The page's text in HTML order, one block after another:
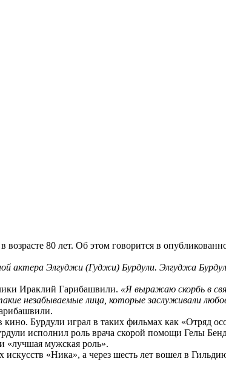
80 лет. Об этом говорится в
актера Элгуджи (Гуджи) Бурдули. Элгуджа
Ираклий Гарибашвили. «Я выражаю скорбь в
незабываемые лица, которые заслуживали
Бурдули играл в таких фильмах как «Отряд
исполнил роль врача скорой помощи Гелы
«лучшая мужская роль».
«Ника», а через шесть лет вошел в